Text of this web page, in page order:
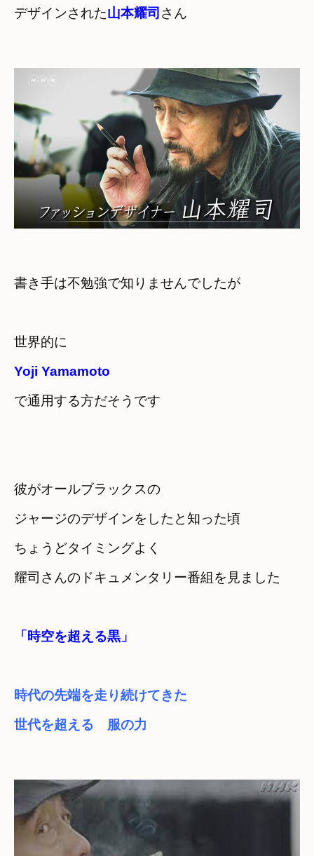
デザインされた山本耀司 さん
Yoji Yamamoto
で通用する方だそうです
彼がオールブラックスの
ジャージのデザインをしたと知った頃
ちょうどタイミングよく
耀司さんのドキュメンタリー番組を見ました
「時空を超える黒」
時代の先端を走り続けてきた
世代を超える　服の力